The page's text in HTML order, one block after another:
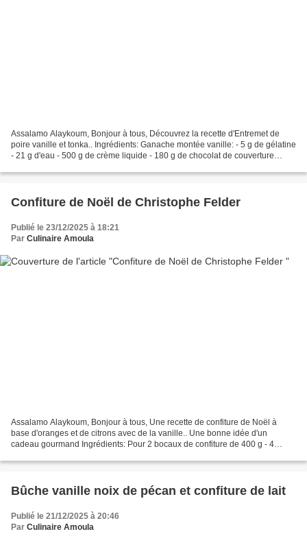
Assalamo Alaykoum, Bonjour à tous, Découvrez la recette d'Entremet de
poire vanille et tonka.. Ingrédients: Ganache montée vanille: - 5 g de gélatine
- 21 g d'eau - 500 g de crème liquide - 180 g de chocolat de couverture
Confiture de Noël de Christophe Felder
Publié le 23/12/2025 à 18:21
Par Culinaire Amoula
Assalamo Alaykoum, Bonjour à tous, Une recette de confiture de Noël à
base d'oranges et de citrons avec de la vanille.. Une bonne idée d'un
cadeau gourmand Ingrédients: Pour 2 bocaux de confiture de 400 g - 4
Bûche vanille noix de pécan et confiture de lait
Publié le 21/12/2025 à 20:46
Par Culinaire Amoula